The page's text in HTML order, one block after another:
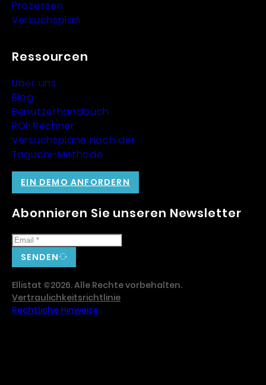
Prozessen
Versuchsplan
Ressourcen
Über uns
Blog
Benutzerhandbuch
ROI-Rechner
Versuchspläne nach der
Taguchi-Methode
Abonnieren Sie unseren Newsletter
SENDEN
EIN DEMO ANFORDERN
Ellistat ©2026. Alle Rechte vorbehalten.
Vertraulichkeitsrichtlinie
Rechtliche Hinweise